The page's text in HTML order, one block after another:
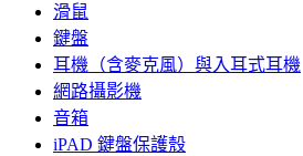
滑鼠
鍵盤
耳機（含麥克風）與入耳式耳機
網路攝影機
音箱
iPAD 鍵盤保護殼